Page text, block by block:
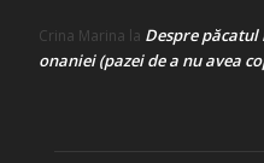
Crina Marina la Despre
onaniei (pazei de a nu avea